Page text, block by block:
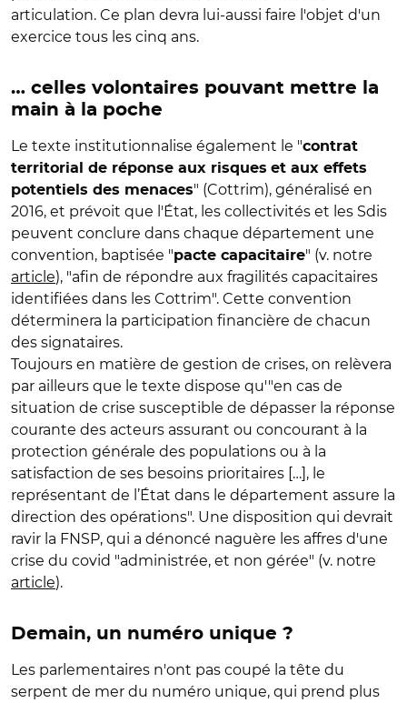
articulation. Ce plan devra lui-aussi faire l'objet d'un
exercice tous les cinq ans.
… celles volontaires pouvant mettre la
main à la poche
Le texte institutionnalise également le "contrat
territorial de réponse aux risques et aux effets
potentiels des menaces" (Cottrim), généralisé en
2016, et prévoit que l'État, les collectivités et les Sdis
peuvent conclure dans chaque département une
convention, baptisée "pacte capacitaire" (v. notre
article), "afin de répondre aux fragilités capacitaires
identifiées dans les Cottrim". Cette convention
déterminera la participation financière de chacun
des signataires.
Toujours en matière de gestion de crises, on relèvera
par ailleurs que le texte dispose qu'"en cas de
situation de crise susceptible de dépasser la réponse
courante des acteurs assurant ou concourant à la
protection générale des populations ou à la
satisfaction de ses besoins prioritaires […], le
représentant de l’État dans le département assure la
direction des opérations". Une disposition qui devrait
ravir la FNSP, qui a dénoncé naguère les affres d'une
crise du covid "administrée, et non gérée" (v. notre
article).
Demain, un numéro unique ?
Les parlementaires n'ont pas coupé la tête du
serpent de mer du numéro unique, qui prend plus